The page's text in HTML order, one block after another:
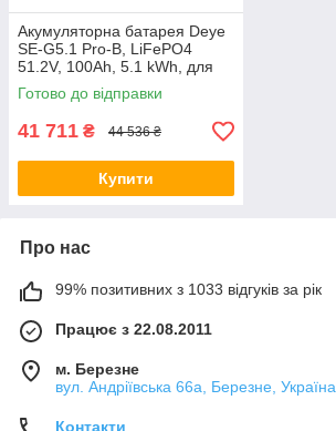
Акумуляторна батарея Deye
SE-G5.1 Pro-B, LiFePO4
51.2V, 100Ah, 5.1 kWh, для
інверторних систем
Готово до відправки
41 711 ₴ 44 536 ₴
Купити
Про нас
99% позитивних з 1033 відгуків за рік
Працює з 22.08.2011
м. Березне
вул. Андріївська 66а, Березне, Україна
Контакти